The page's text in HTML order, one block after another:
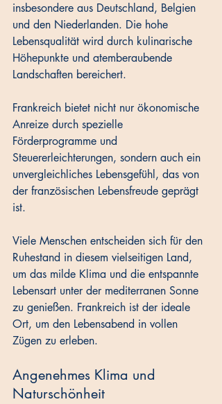
insbesondere aus Deutschland, Belgien
und den Niederlanden. Die hohe
Lebensqualität wird durch kulinarische
Höhepunkte und atemberaubende
Landschaften bereichert.
Frankreich bietet nicht nur ökonomische
Anreize durch spezielle
Förderprogramme und
Steuererleichterungen, sondern auch ein
unvergleichliches Lebensgefühl, das von
der französischen Lebensfreude geprägt
ist.
Viele Menschen entscheiden sich für den
Ruhestand in diesem vielseitigen Land,
um das milde Klima und die entspannte
Lebensart unter der mediterranen Sonne
zu genießen. Frankreich ist der ideale
Ort, um den Lebensabend in vollen
Zügen zu erleben.
Angenehmes Klima und
Naturschönheit